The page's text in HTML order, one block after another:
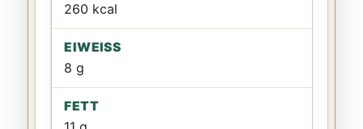
260 kcal
8 g